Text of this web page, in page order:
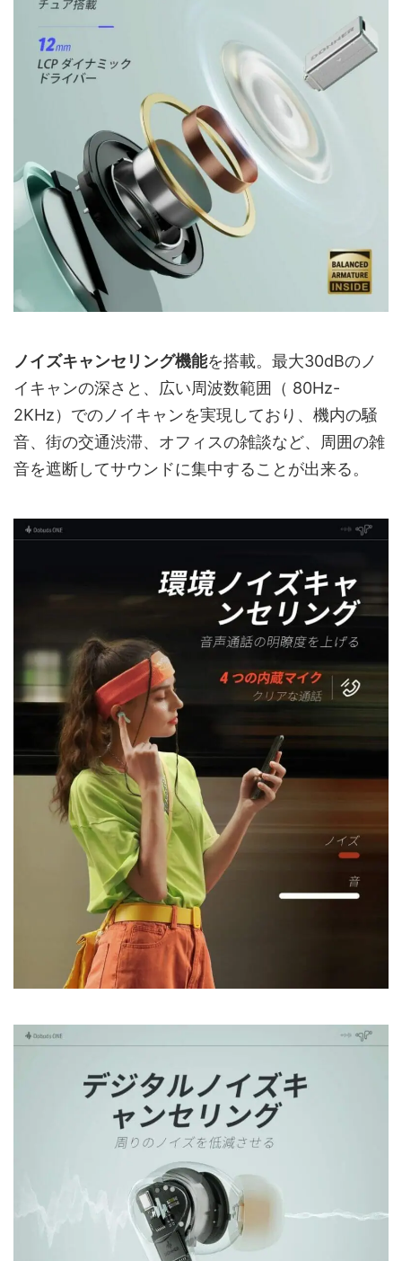
ノイズキャンセリング機能を搭載。最大30dBのノ
イキャンの深さと、広い周波数範囲（ 80Hz-
2KHz）でのノイキャンを実現しており、機内の騒
音、街の交通渋滞、オフィスの雑談など、周囲の雑
音を遮断してサウンドに集中することが出来る。